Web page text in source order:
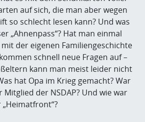
auf sich, die man aber wegen
so schlecht lesen kann? Und was
„Ahnenpass“? Hat man einmal
der eigenen Familiengeschichte
schnell neue Fragen auf –
kann man meist leider nicht
hat Opa im Krieg gemacht? War
Mitglied der NSDAP? Und wie war